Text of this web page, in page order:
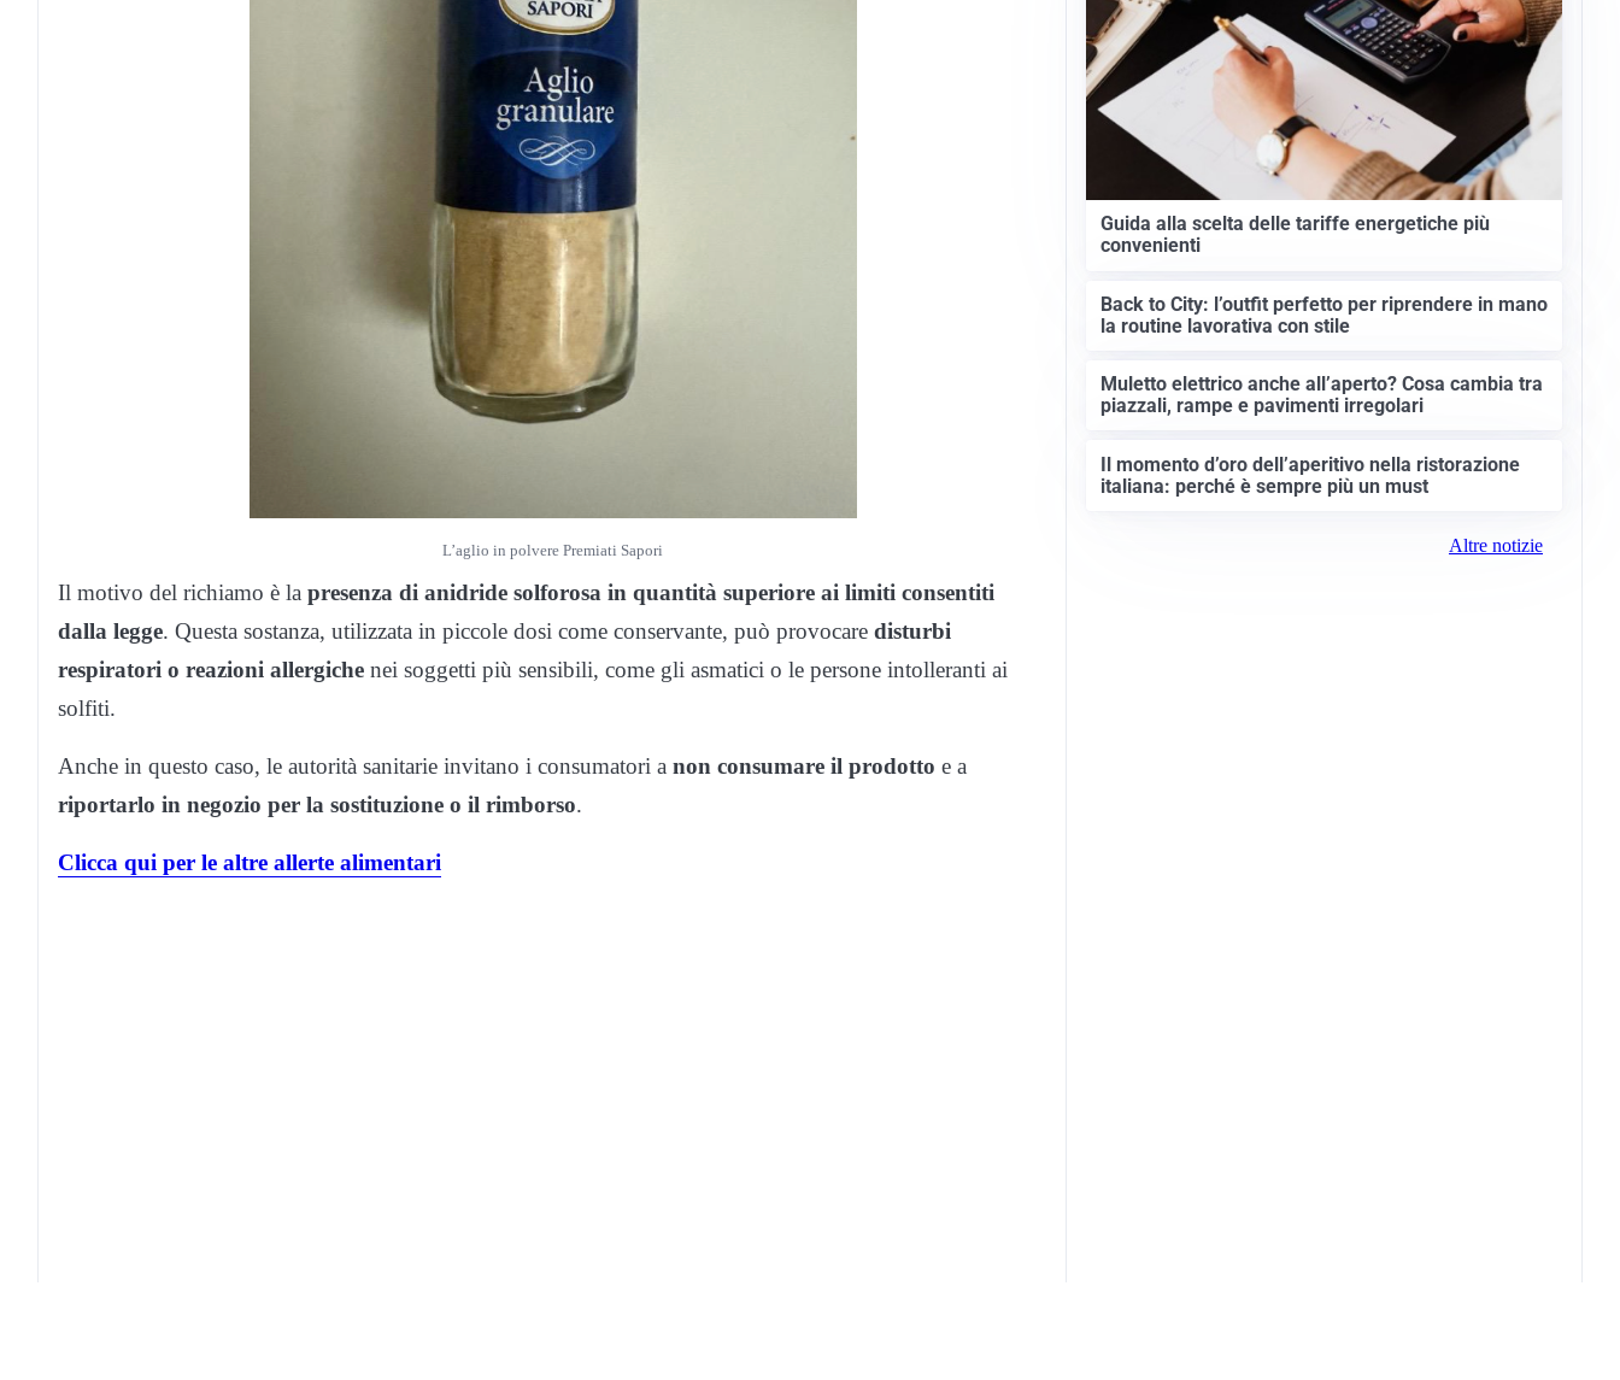
L’aglio in polvere Premiati Sapori
Il motivo del richiamo è la presenza di anidride solforosa in quantità superiore ai limiti consentiti
dalla legge. Questa sostanza, utilizzata in piccole dosi come conservante, può provocare disturbi
respiratori o reazioni allergiche nei soggetti più sensibili, come gli asmatici o le persone intolleranti ai
solfiti.
Anche in questo caso, le autorità sanitarie invitano i consumatori a non consumare il prodotto e a
riportarlo in negozio per la sostituzione o il rimborso.
Clicca qui per le altre allerte alimentari
ALLARME IN POLONIA
Dopo il vertice Trump-Zelensky, la Russia scatena il
maxi-raid: 13 morti, uccise intere famiglie
Altri video
IDEE E CONSIGLI